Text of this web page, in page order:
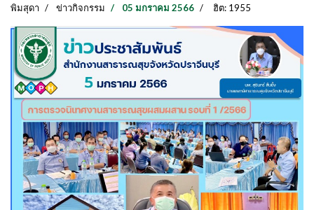
พิมสุดา ข่าวกิจกรรม 05 มกราคม 2566 ฮิต: 1955